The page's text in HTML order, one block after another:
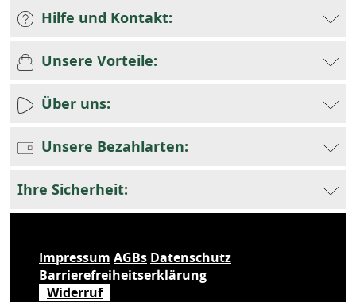
Hilfe und Kontakt:
Unsere Vorteile:
Über uns:
Unsere Bezahlarten:
Ihre Sicherheit:
Impressum AGBs Datenschutz
Barrierefreiheitserklärung
Widerruf